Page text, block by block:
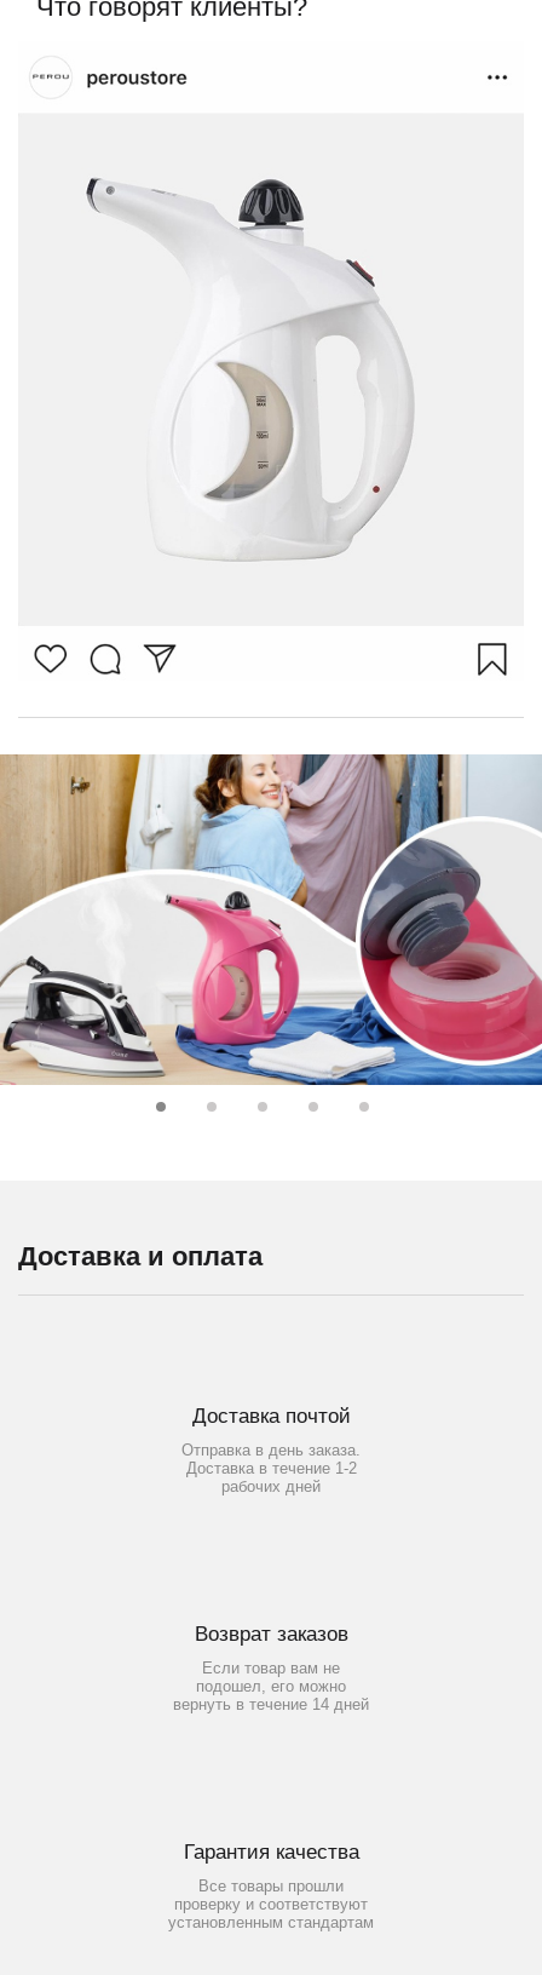
Что говорят клиенты?
Доставка и оплата
Доставка почтой
Отправка в день заказа.
Доставка в течение 1-2
рабочих дней
Возврат заказов
Если товар вам не
подошел, его можно
вернуть в течение 14 дней
Гарантия качества
Все товары прошли
проверку и соответствуют
установленным стандартам